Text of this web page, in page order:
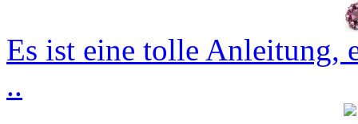
Es ist eine tolle Anleitung,
..